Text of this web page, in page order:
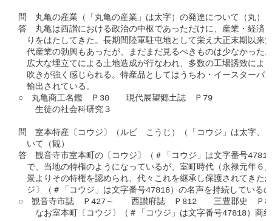
問　丸亀の産業（「丸亀の産業」は太字）の発達について（丸）
答　丸亀は西讃における政治の中枢であっただけに、産業・経済
りをはたしてきた。長期間陸軍駐屯地として栄え大正末期以来
代産業の勃興もあったが、まだまだ見るべきものは少なかった
広大な埋立てによる土地造成が行なわれ、多数の工場誘致によ
吹きが強く感じられる。特産品としてはうちわ・イースターバ
輸出されている。
○　丸亀商工名鑑　Ｐ30　　現代展望郷土誌　Ｐ79
生徒の社会科研究３
問　室本特産〔コウジ〕（ルビ　こうじ）（「コウジ」は太字、
いて（観）
答　観音寺市室本町の〔コウジ〕（＃「コウジ」は文字番号
で、当地の特権のようになっているが、室町時代（永禄元年６
景よりその特権を認められ、代々これを継承し保護されてきた
ジ〕（＃「コウジ」は文字番号47818）の名声を持続している
○　観音寺市誌　Ｐ427～　　西讃府誌　Ｐ812　　三豊郡史　Ｐ
なお室本町〔コウジ〕（＃「コウジ」は文字番号47818）商